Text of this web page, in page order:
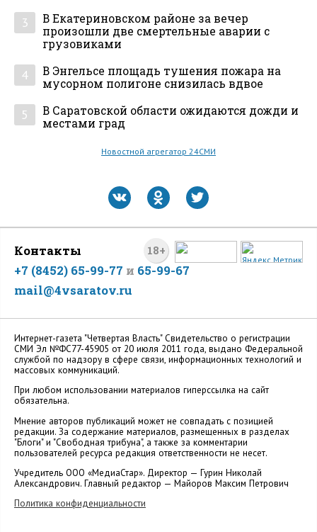
3
В Екатериновском районе за вечер
произошли две смертельные аварии с
грузовиками
4
В Энгельсе площадь тушения пожара на
мусорном полигоне снизилась вдвое
5
В Саратовской области ожидаются дожди и
местами град
Новостной агрегатор 24СМИ
18+
Контакты
+7 (8452) 65-99-77 и 65-99-67
mail@4vsaratov.ru
Интернет-газета "Четвертая Власть" Cвидетельство о регистрации
СМИ Эл №ФС77-45905 от 20 июля 2011 года, выдано Федеральной
службой по надзору в сфере связи, информационных технологий и
массовых коммуникаций.
При любом использовании материалов гиперссылка на сайт
обязательна.
Мнение авторов публикаций может не совпадать с позицией
редакции. За содержание материалов, размещенных в разделах
"Блоги" и "Свободная трибуна", а также за комментарии
пользователей ресурса редакция ответственности не несет.
Учредитель ООО «МедиаСтар». Директор — Гурин Николай
Александрович. Главный редактор — Майоров Максим Петрович
Политика конфиденциальности